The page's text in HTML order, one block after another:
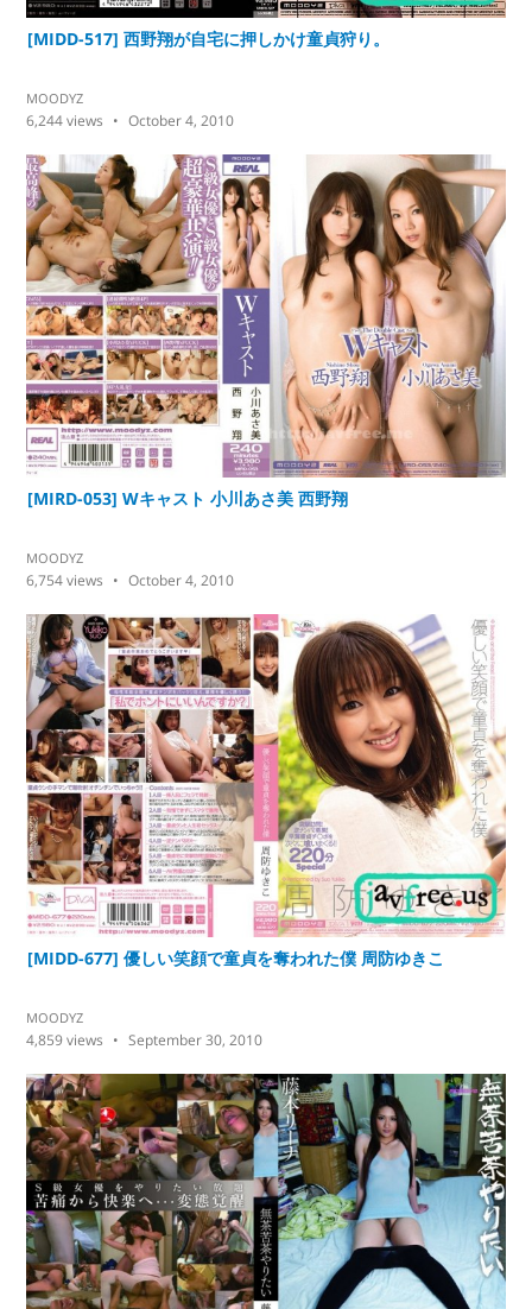
[MIDD-517] 西野翔が自宅に押しかけ童貞狩り。
MOODYZ
6,244views October 4, 2010
[MIRD-053] Wキャスト 小川あさ美 西野翔
MOODYZ
6,754views October 4, 2010
[MIDD-677] 優しい笑顔で童貞を奪われた僕 周防ゆきこ
MOODYZ
4,859views September 30, 2010